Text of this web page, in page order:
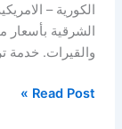
الكورية –
الشرقية
والقيرات. خدمة
Read Post »